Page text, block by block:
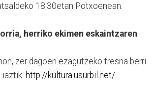
18:30etan Potxoenean.
herriko ekimen eskaintzaren
zer dagoen ezagutzeko tresna berri
iaztik: http://kultura.usurbil.net/